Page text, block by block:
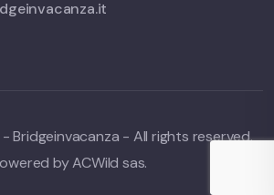
Bridgeinvacanza - All rights reserved.
by ACWild sas.